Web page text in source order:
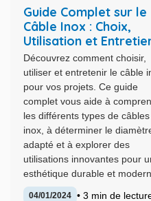
Guide Complet sur le
Câble Inox : Choix,
Utilisation et
Découvrez comment choisir,
utiliser et entretenir le câble
pour vos projets. Ce guide
complet vous aide à
les différents types de câbles
inox, à déterminer le
adapté et à explorer des
utilisations innovantes pour
esthétique durable et
04/01/2024 • 3 min de